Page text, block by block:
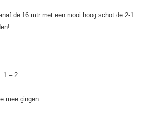
de 16 mtr met een mooi hoog schot de 2-1
1 – 2
mee gingen.